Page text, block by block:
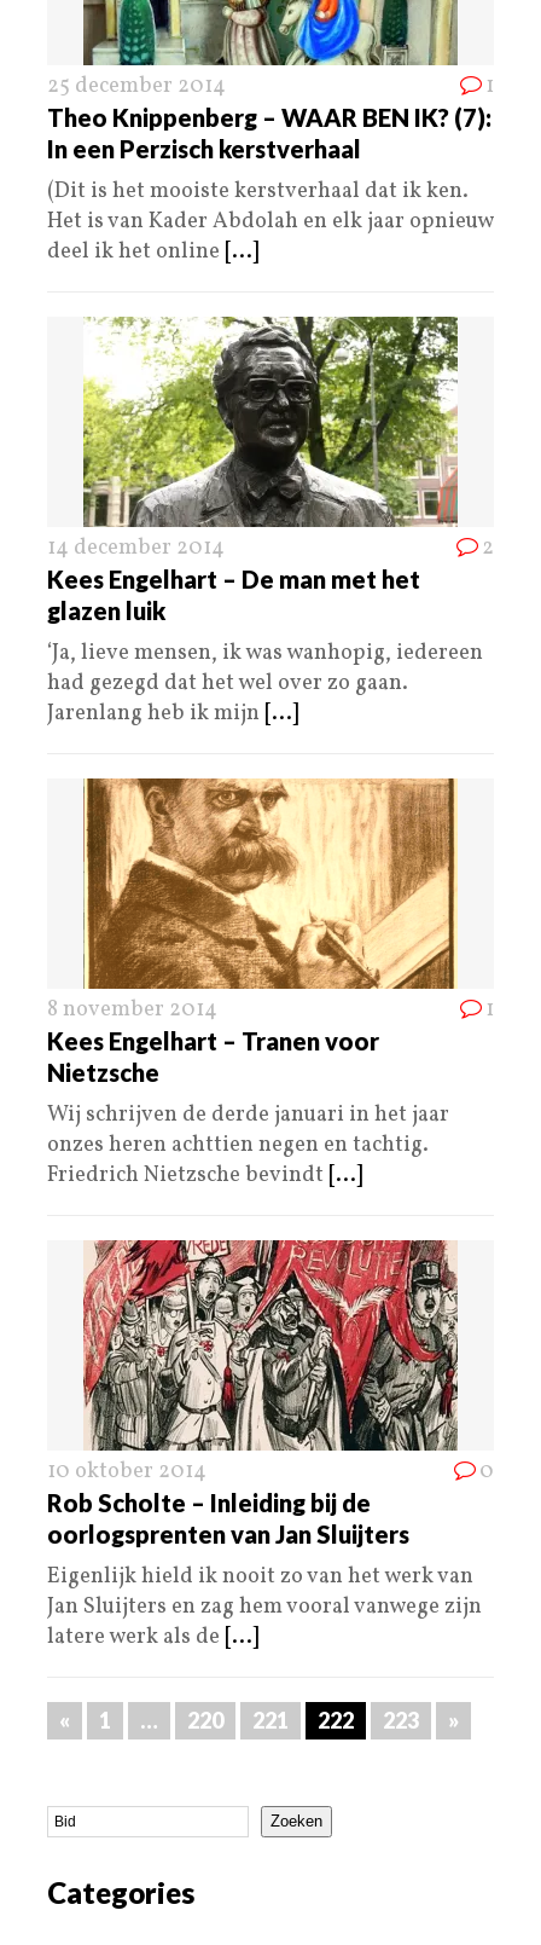
25 december 2014 1
Theo Knippenberg – WAAR BEN IK? (7):
In een Perzisch kerstverhaal
(Dit is het mooiste kerstverhaal dat ik ken.
Het is van Kader Abdolah en elk jaar opnieuw
deel ik het online [...]
14 december 2014 2
Kees Engelhart – De man met het
glazen luik
‘Ja, lieve mensen, ik was wanhopig, iedereen
had gezegd dat het wel over zo gaan.
Jarenlang heb ik mijn [...]
8 november 2014 1
Kees Engelhart – Tranen voor
Nietzsche
Wij schrijven de derde januari in het jaar
onzes heren achttien negen en tachtig.
Friedrich Nietzsche bevindt [...]
10 oktober 2014 0
Rob Scholte – Inleiding bij de
oorlogsprenten van Jan Sluijters
Eigenlijk hield ik nooit zo van het werk van
Jan Sluijters en zag hem vooral vanwege zijn
latere werk als de [...]
« 1 … 220 221 222 223 »
Zoeken
Categories